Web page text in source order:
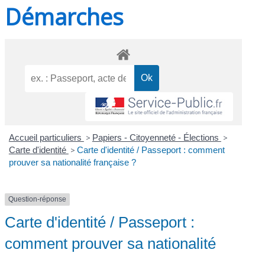
Démarches
Accueil particuliers > Papiers - Citoyenneté - Élections >
Carte d'identité > Carte d'identité / Passeport : comment
prouver sa nationalité française ?
Question-réponse
Carte d'identité / Passeport :
comment prouver sa nationalité